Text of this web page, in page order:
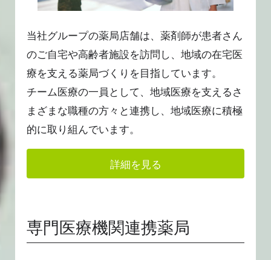
当社グループの薬局店舗は、薬剤師が患者さん
のご自宅や高齢者施設を訪問し、地域の在宅医
療を支える薬局づくりを目指しています。
チーム医療の一員として、地域医療を支えるさ
まざまな職種の方々と連携し、地域医療に積極
的に取り組んでいます。
詳細を見る
専門医療機関連携薬局